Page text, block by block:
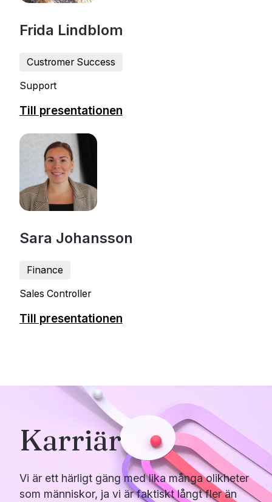
Frida Lindblom
Custromer Success
Support
Till presentationen
Sara Johansson
Finance
Sales Controller
Till presentationen
Karriär
Vi är ett härligt gäng med lika många olikheter
som människor, ja vi är faktiskt långt fler än